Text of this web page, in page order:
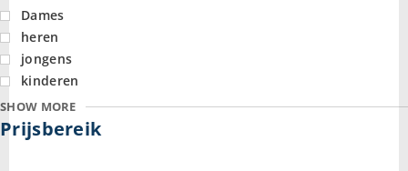
Dames
heren
jongens
kinderen
SHOW MORE
Prijsbereik